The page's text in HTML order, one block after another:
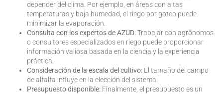
depender del clima. Por ejemplo, en áreas con altas
temperaturas y baja humedad, el riego por goteo puede
minimizar la evaporación.
Consulta con los expertos de AZUD:Trabajar con agrónomos
o consultores especializados en riego puede proporcionar
información valiosa basada en la ciencia y la experiencia
práctica.
Consideración de la escala del cultivo: El tamaño del campo
de alfalfa influye en la elección del sistema.
Presupuesto disponible: Finalmente, el presupuesto es un